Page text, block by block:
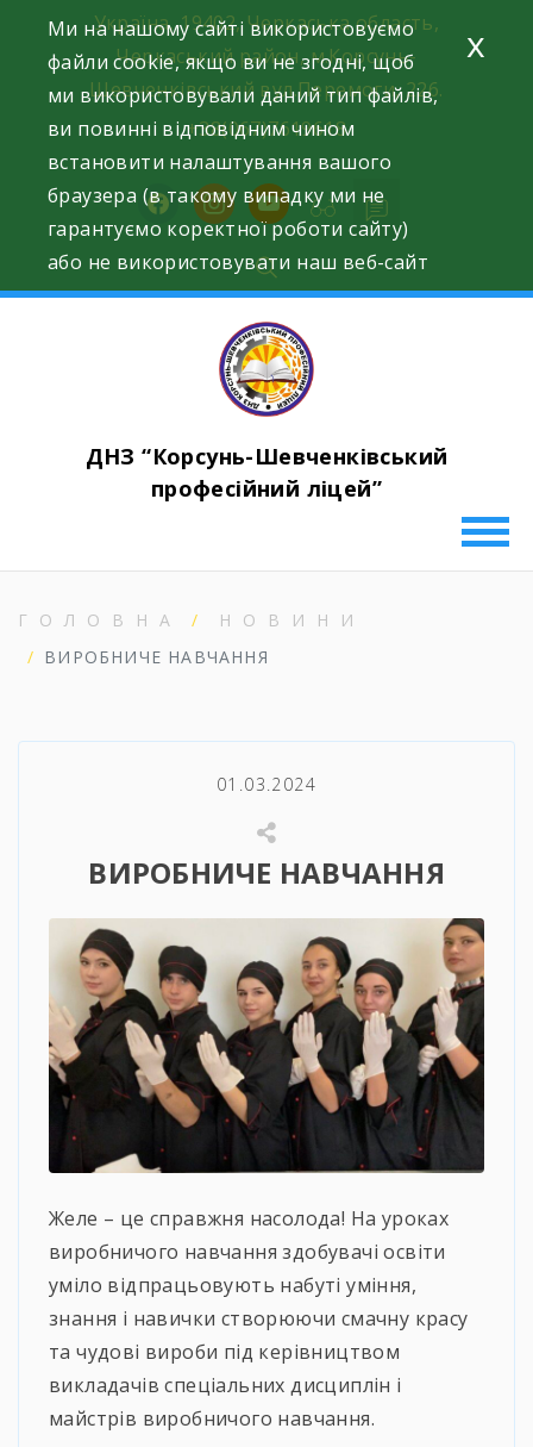
content
Україна, 19402, Черкаська область,
Черкаський район, м.Корсунь-
Шевченківський вул.Перемоги, 226.
+38(067)7619618
facebookinstagram
youtube
ДНЗ “Корсунь-Шевченківський
професійний ліцей”
ГОЛОВНА
НОВИНИ
ВИРОБНИЧЕ НАВЧАННЯ
01.03.2024
ВИРОБНИЧЕ НАВЧАННЯ
Желе – це справжня насолода! На уроках
виробничого навчання здобувачі освіти
уміло відпрацьовують набуті уміння,
знання і навички створюючи смачну красу
та чудові вироби під керівництвом
викладачів спеціальних дисциплін і
майстрів виробничого навчання.
Ми на нашому сайті використовуємо
файли cookie, якщо ви не згодні, щоб
ми використовували даний тип файлів,
ви повинні відповідним чином
встановити налаштування вашого
браузера (в такому випадку ми не
гарантуємо коректної роботи сайту)
або не використовувати наш веб-сайт
x